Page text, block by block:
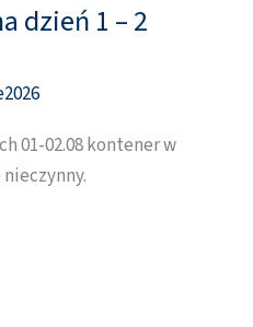
dzień 1 – 2
01-02.08 kontener w